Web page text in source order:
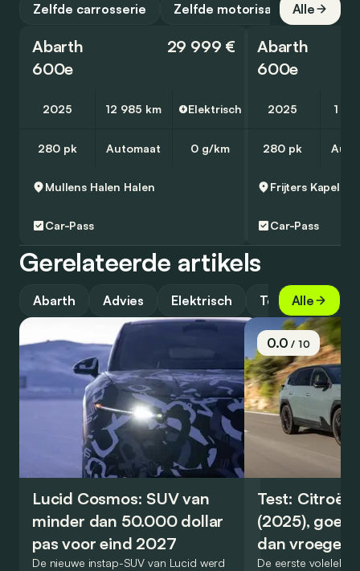
Zelfde carrosserie Zelfde motorisatie Alle
Abarth
600e
29 999 €
2025 12 985 km Elektrisch
280 pk Automaat 0 g/km
Mullens Halen Halen
Car-Pass
Abarth
600e
2025 1
280 pk
Frijters Kapellen
Car-Pass
Gerelateerde artikels
Abarth Advies Elektrisch Top Alle
Lucid Cosmos: SUV van
minder dan 50.000 dollar
pas voor eind 2027
De nieuwe instap-SUV van Lucid werd
0.0/ 10
Test: Citroën
(2025), goed
dan vroeger
De eerste